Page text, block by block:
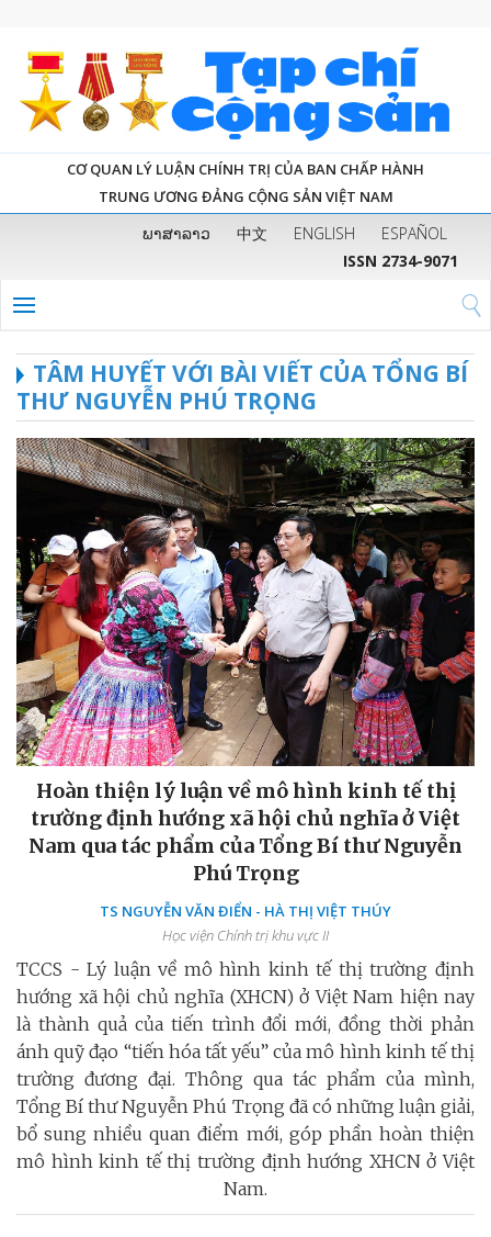
CƠ QUAN LÝ LUẬN CHÍNH TRỊ CỦA BAN CHẤP HÀNH
TRUNG ƯƠNG ĐẢNG CỘNG SẢN VIỆT NAM
ພາສາລາວ 中文 ENGLISH
ESPAÑOL
ISSN 2734-9071
TÂM HUYẾT VỚI BÀI VIẾT CỦA TỔNG BÍ
THƯ NGUYỄN PHÚ TRỌNG
Hoàn thiện lý luận về mô hình kinh tế thị
trường định hướng xã hội chủ nghĩa ở Việt
Nam qua tác phẩm của Tổng Bí thư Nguyễn
Phú Trọng
TS NGUYỄN VĂN ĐIỂN - HÀ THỊ VIỆT THÚY
Học viện Chính trị khu vực II
TCCS - Lý luận về mô hình kinh tế thị trường định
hướng xã hội chủ nghĩa (XHCN) ở Việt Nam hiện nay
là thành quả của tiến trình đổi mới, đồng thời phản
ánh quỹ đạo “tiến hóa tất yếu” của mô hình kinh tế thị
trường đương đại. Thông qua tác phẩm của mình,
Tổng Bí thư Nguyễn Phú Trọng đã có những luận giải,
bổ sung nhiều quan điểm mới, góp phần hoàn thiện
mô hình kinh tế thị trường định hướng XHCN ở Việt
Nam.